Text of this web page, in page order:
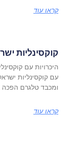
קראו עוד
קוקסינליות
עם קוקסינליות
ומכבד טלגרם הפכה
קראו עוד